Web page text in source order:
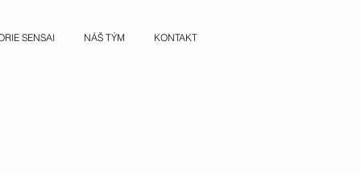
SENSAI NÁŠ TÝM KONTAKT